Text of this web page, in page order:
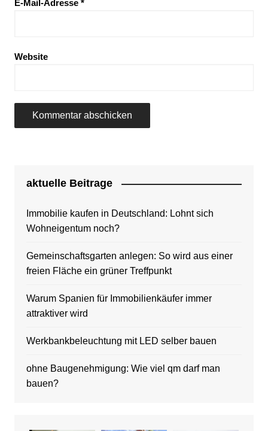
E-Mail-Adresse *
Website
aktuelle Beitrage
Immobilie kaufen in Deutschland: Lohnt sich
Wohneigentum noch?
Gemeinschaftsgarten anlegen: So wird aus einer
freien Fläche ein grüner Treffpunkt
Warum Spanien für Immobilienkäufer immer
attraktiver wird
Werkbankbeleuchtung mit LED selber bauen
ohne Baugenehmigung: Wie viel qm darf man
bauen?